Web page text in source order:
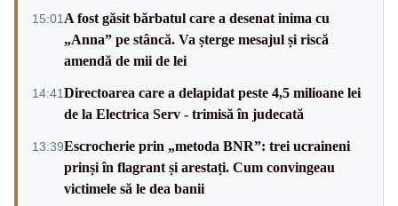
15:01 A fost găsit bărbatul care a desenat inima cu
„Anna” pe stâncă. Va șterge mesajul și riscă
amendă de mii de lei
14:41Directoarea care a delapidat peste 4,5 milioane lei
de la Electrica Serv - trimisă în judecată
13:39Escrocherie prin „metoda BNR”: trei ucraineni
prinși în flagrant și arestați. Cum convingeau
victimele să le dea banii